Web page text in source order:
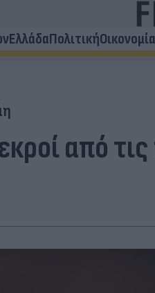
ΕλλάδαΠολιτικήΟικονομία
από